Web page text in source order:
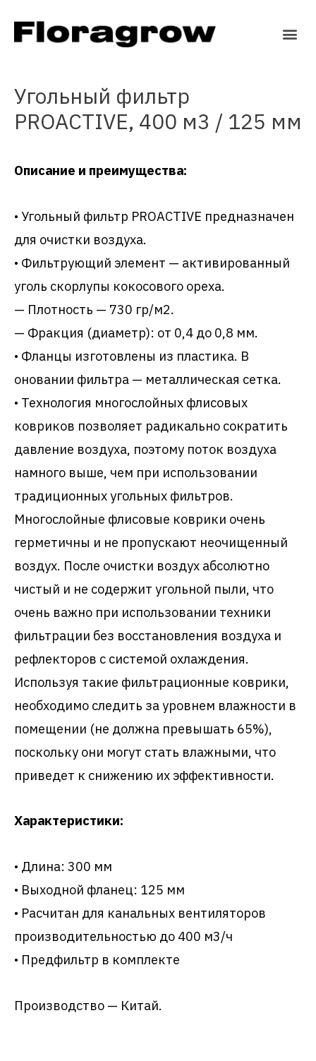
Угольный фильтр
PROACTIVE, 400 м3 / 125 мм
Описание и преимущества:
• Угольный фильтр PROACTIVE предназначен
для очистки воздуха.
• Фильтрующий элемент — активированный
уголь скорлупы кокосового ореха.
— Плотность — 730 гр/м2.
— Фракция (диаметр): от 0,4 до 0,8 мм.
• Фланцы изготовлены из пластика. В
оновании фильтра — металлическая сетка.
• Технология многослойных флисовых
ковриков позволяет радикально сократить
давление воздуха, поэтому поток воздуха
намного выше, чем при использовании
традиционных угольных фильтров.
Многослойные флисовые коврики очень
герметичны и не пропускают неочищенный
воздух. После очистки воздух абсолютно
чистый и не содержит угольной пыли, что
очень важно при использовании техники
фильтрации без восстановления воздуха и
рефлекторов с системой охлаждения.
Используя такие фильтрационные коврики,
необходимо следить за уровнем влажности в
помещении (не должна превышать 65%),
поскольку они могут стать влажными, что
приведет к снижению их эффективности.
Характеристики:
• Длина: 300 мм
• Выходной фланец: 125 мм
• Расчитан для канальных вентиляторов
производительностью до 400 м3/ч
• Предфильтр в комплекте
Производство — Китай.